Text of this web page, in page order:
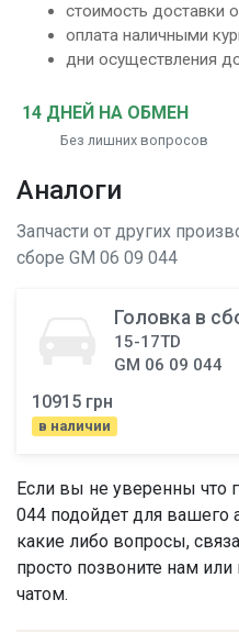
стоимость доставки
оплата наличными
дни осуществления
14 ДНЕЙ НА ОБМЕН
Без лишних вопросов
Аналоги
Запчасти от других
сборе GM 06 09 044
Головка в
15-17TD
GM 06 09 044
10915 грн
в наличии
Если вы не уверенны что
044 подойдет для вашего
какие либо вопросы,
просто позвоните нам
чатом.